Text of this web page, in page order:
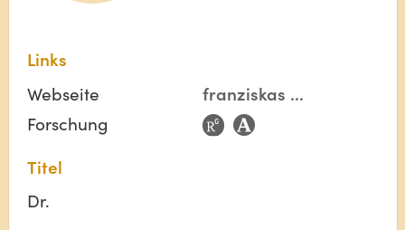
Links
Webseite
franziskas ...
Forschung
Titel
Dr.